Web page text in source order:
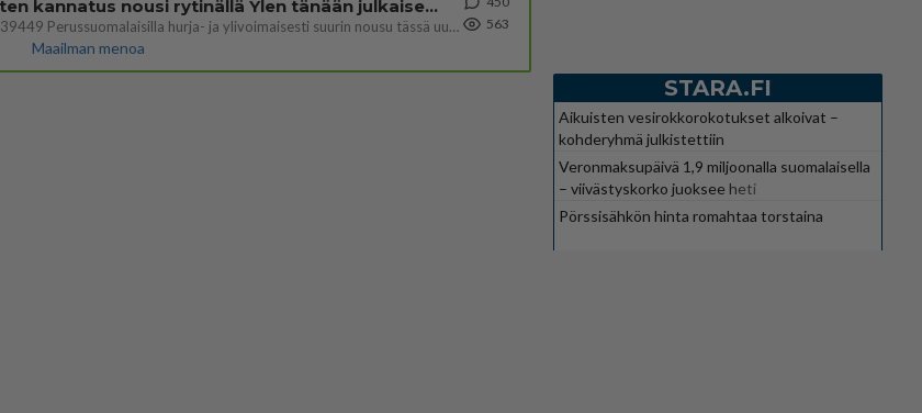
Perussuomalaisten kannatus nousi rytinällä Ylen tänään julkaisemassa tuoreimmassa gallup-kyselyssä.
https://yle.fi/a/74-20239449 Perussuomalaisilla hurja- ja ylivoimaisesti suurin nousu tässä uudessa Ylen gallupissa. Kyl
Maailman menoa
563
STARA.FI
Aikuisten vesirokkorokotukset alkoivat –
kohderyhmä julkistettiin
Veronmaksupäivä 1,9 miljoonalla suomalaisella
– viivästyskorko juoksee heti
Pörssisähkön hinta romahtaa torstaina